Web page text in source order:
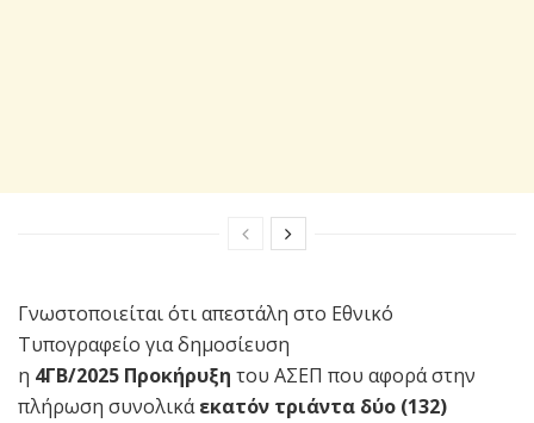
Γνωστοποιείται ότι απεστάλη στο Εθνικό
Τυπογραφείο για δημοσίευση
η 4ΓΒ/2025 Προκήρυξη του ΑΣΕΠ που αφορά στην
πλήρωση συνολικάεκατόν τριάντα δύο (132)